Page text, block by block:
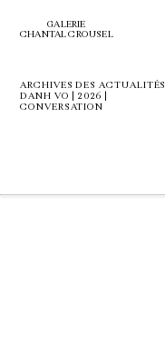
GALERIE
CHANTAL CROUSEL
ARCHIVES DES ACTUALITÉS
DANH VO | 2026 |
CONVERSATION